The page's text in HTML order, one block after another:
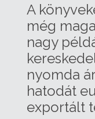
A
még
nagy
nyomda
hatodát
exportált